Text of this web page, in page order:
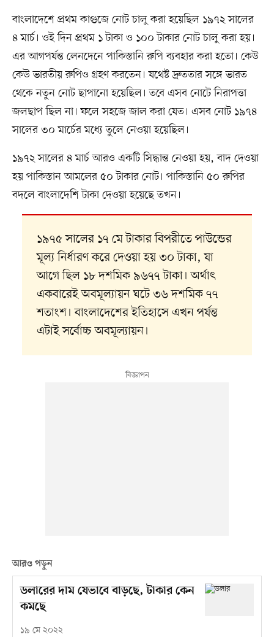
বাংলাদেশে প্রথম কাগুজে নোট চালু করা হয়েছিল ১৯৭২ সালের
৪ মার্চ। ওই দিন প্রথম ১ টাকা ও ১০০ টাকার নোট চালু করা হয়।
এর আগপর্যন্ত লেনদেনে পাকিস্তানি রুপি ব্যবহার করা হতো। কেউ
কেউ ভারতীয় রুপিও গ্রহণ করতেন। যথেষ্ট দ্রুততার সঙ্গে ভারত
থেকে নতুন নোট ছাপানো হয়েছিল। তবে এসব নোটে নিরাপত্তা
জলছাপ ছিল না। ফলে সহজে জাল করা যেত। এসব নোট ১৯৭৪
সালের ৩০ মার্চের মধ্যে তুলে নেওয়া হয়েছিল।
১৯৭২ সালের ৪ মার্চ আরও একটি সিদ্ধান্ত নেওয়া হয়, বাদ দেওয়া
হয় পাকিস্তান আমলের ৫০ টাকার নোট। পাকিস্তানি ৫০ রুপির
বদলে বাংলাদেশি টাকা দেওয়া হয়েছে তখন।
১৯৭৫ সালের ১৭ মে টাকার বিপরীতে পাউন্ডের
মূল্য নির্ধারণ করে দেওয়া হয় ৩০ টাকা, যা
আগে ছিল ১৮ দশমিক ৯৬৭৭ টাকা। অর্থাৎ
একবারেই অবমূল্যায়ন ঘটে ৩৬ দশমিক ৭৭
শতাংশ। বাংলাদেশের ইতিহাসে এখন পর্যন্ত
এটাই সর্বোচ্চ অবমূল্যায়ন।
আরও পড়ুন
ডলারের দাম যেভাবে বাড়ছে, টাকার কেন
কমছে
১৯ মে ২০২২